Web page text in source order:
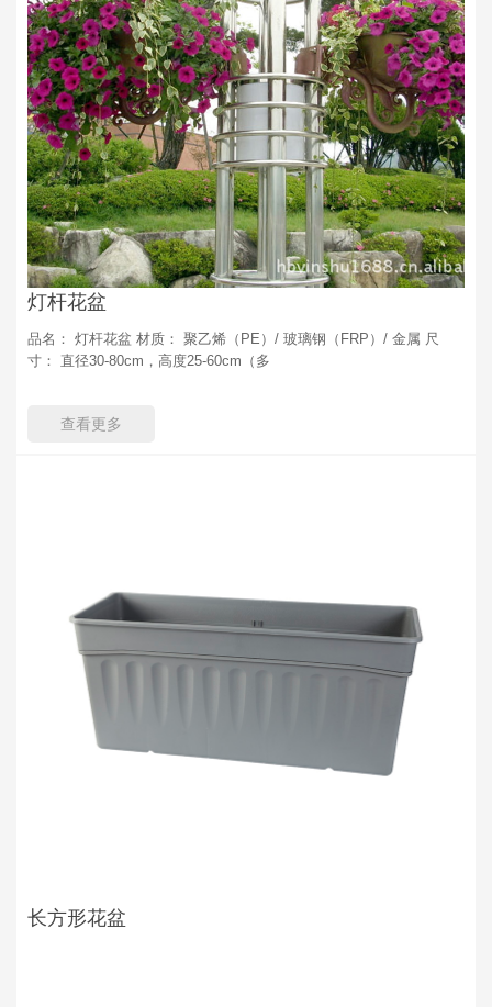
灯杆花盆
品名： 灯杆花盆 材质： 聚乙烯（PE）/ 玻璃钢（FRP）/ 金属 尺
寸： 直径30-80cm，高度25-60cm（多
查看更多
长方形花盆